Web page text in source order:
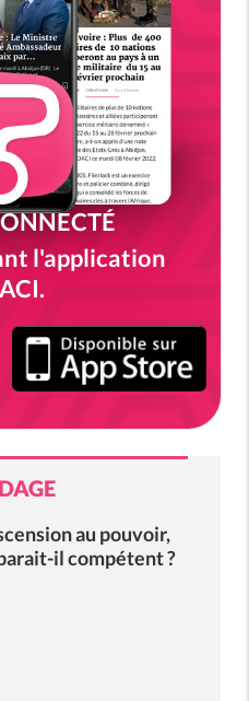
l'application
au pouvoir,
il compétent ?